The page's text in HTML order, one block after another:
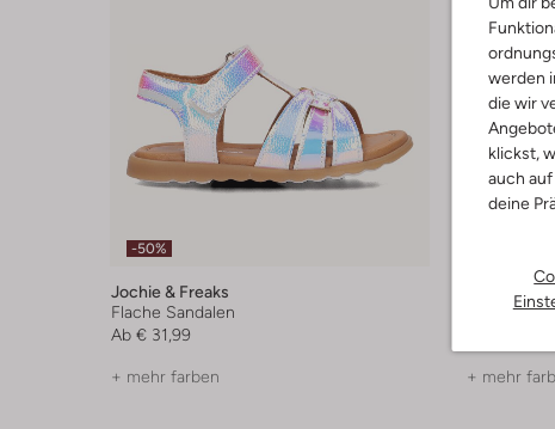
werden
die wir
klickst,
auch
deine
-50%
Jochie & Freaks
Flache Sandalen
Ab € 31,99
+ mehr farben
Jochie &
+ mehr